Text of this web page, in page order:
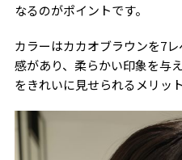
なるのがポイントです。
カラーはカカオブラウンを7
感があり、柔らかい印象を与
をきれいに見せられるメリット